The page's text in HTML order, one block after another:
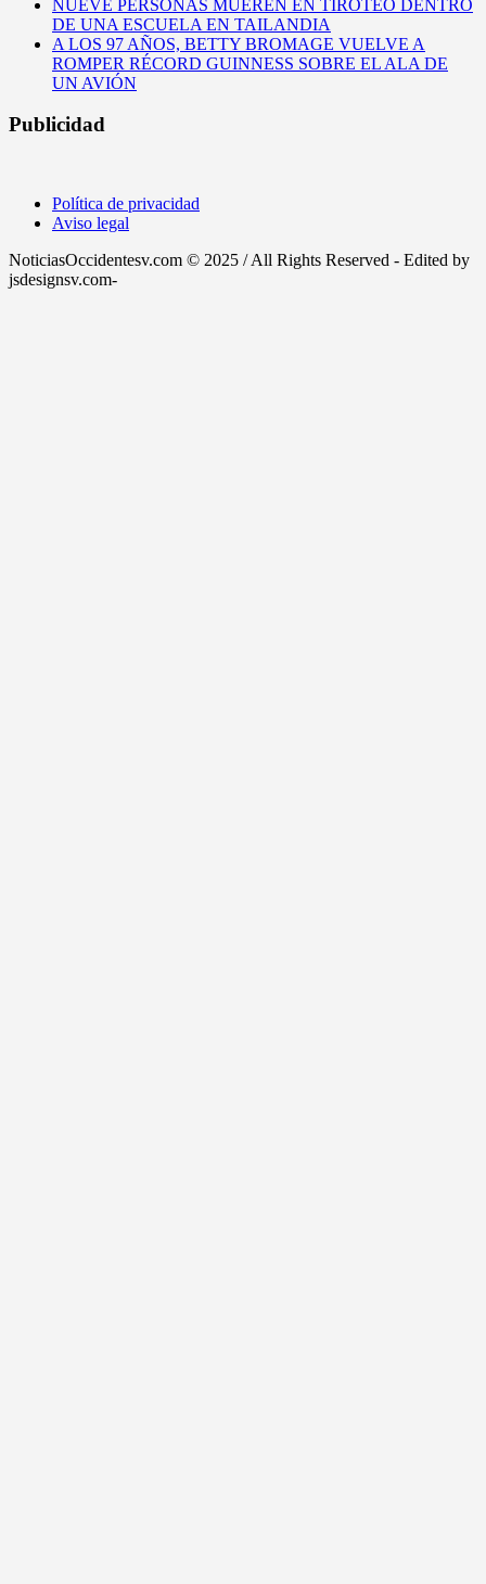
NUEVE PERSONAS MUEREN EN TIROTEO DENTRO
DE UNA ESCUELA EN TAILANDIA
A LOS 97 AÑOS, BETTY BROMAGE VUELVE A
ROMPER RÉCORD GUINNESS SOBRE EL ALA DE
UN AVIÓN
Publicidad
Política de privacidad
Aviso legal
NoticiasOccidentesv.com © 2025 / All Rights Reserved - Edited by
jsdesignsv.com-